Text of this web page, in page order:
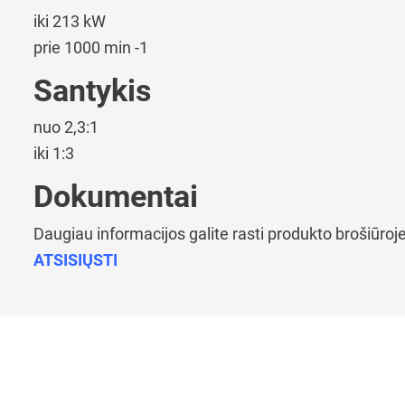
iki 213 kW
prie 1000 min -1
Santykis
nuo 2,3:1
iki 1:3
Dokumentai
Daugiau informacijos galite rasti produkto
ATSISIŲSTI